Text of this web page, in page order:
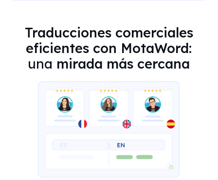
Traducciones comerciales
eficientes con MotaWord:
una mirada más cercana